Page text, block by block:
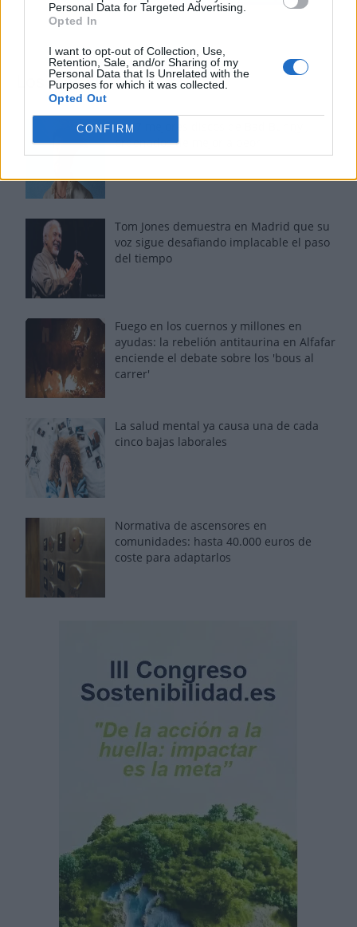
Personal Data for Targeted Advertising.
Opted In
I want to opt-out of Collection, Use,
Retention, Sale, and/or Sharing of my
Personal Data that Is Unrelated with the
Purposes for which it was collected.
Opted Out
CONFIRM
Los más vistos
Los 7 mejores discos de Bad Bunny,
ordenados de mejor a peor
Tom Jones demuestra en Madrid que su
voz sigue desafiando implacable el paso
del tiempo
Fuego en los cuernos y millones en
ayudas: la rebelión antitaurina en Alfafar
enciende el debate sobre los 'bous al
carrer'
La salud mental ya causa una de cada
cinco bajas laborales
Normativa de ascensores en
comunidades: hasta 40.000 euros de
coste para adaptarlos